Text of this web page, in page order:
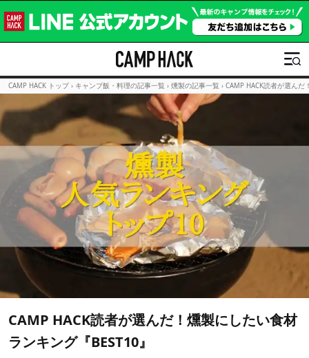
CAMP HACK トップ › キャンプ飯・料理の記事一覧 › 燻製の記事一覧 › CAMP HACK読者が選んだ
CAMP HACK読者が選んだ！燻製にしたい食材
ランキング『BEST10』